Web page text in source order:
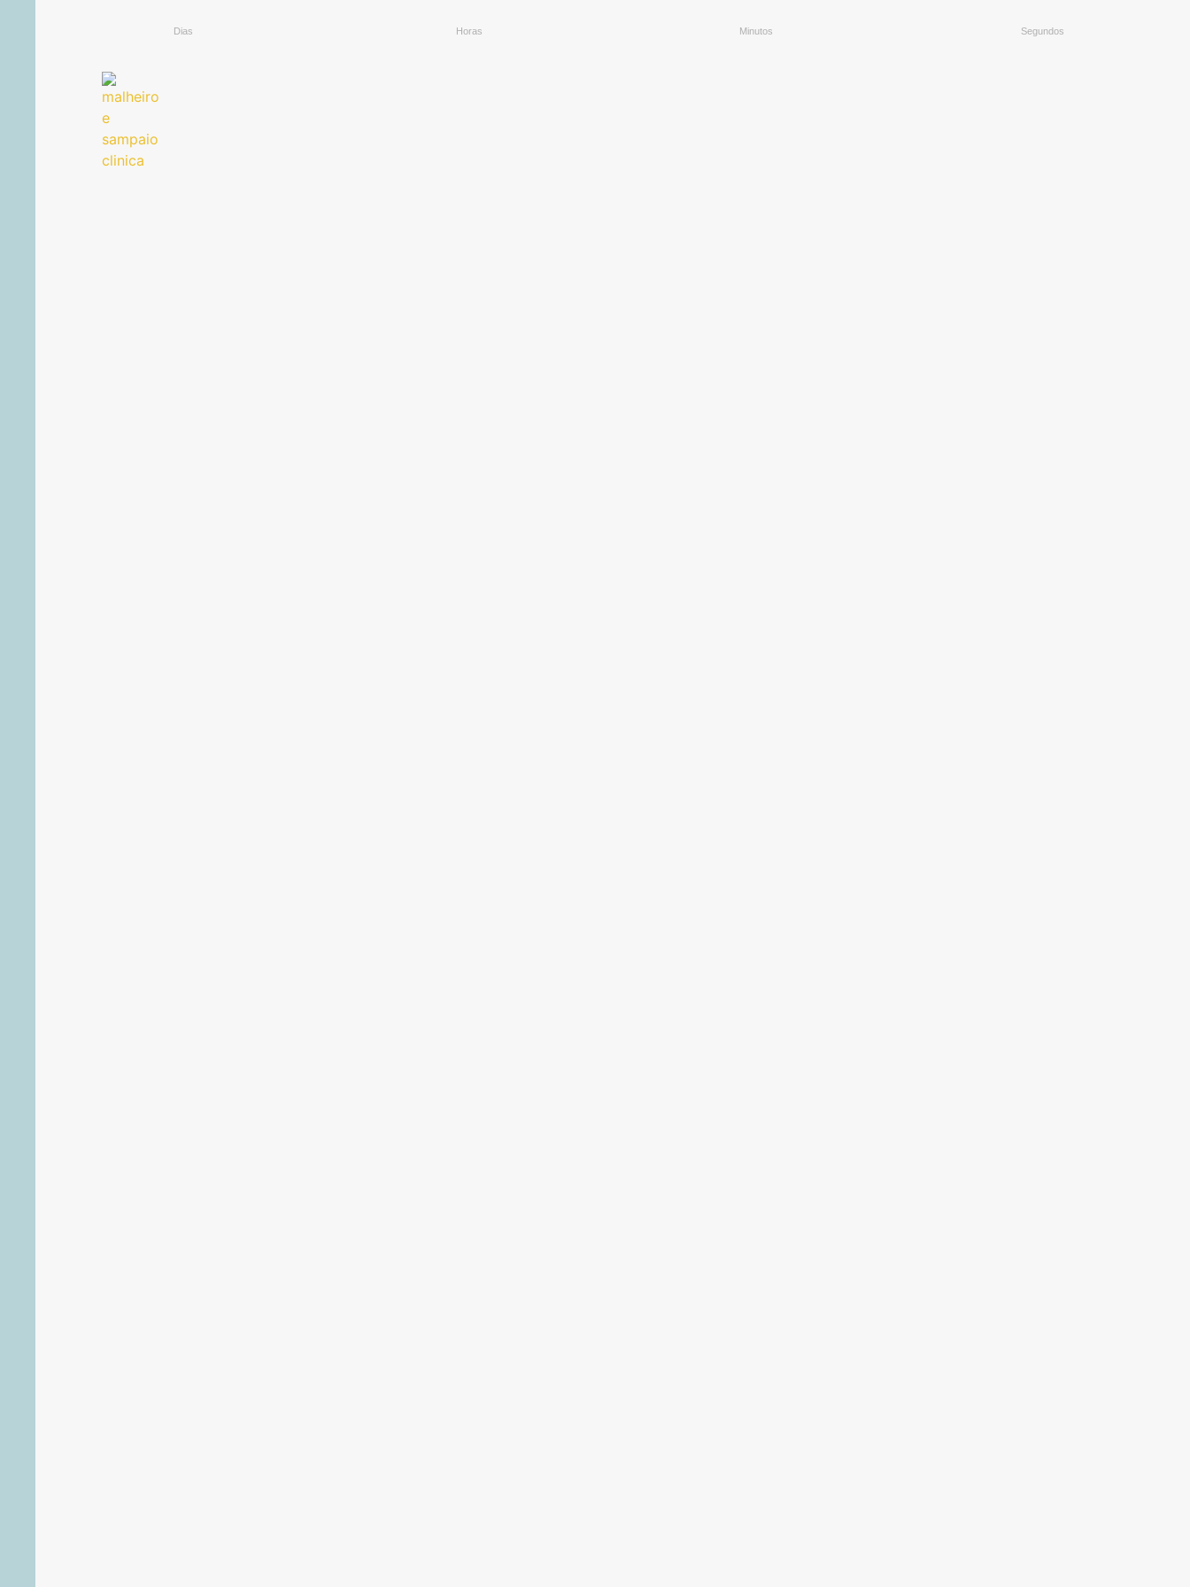
Dias Horas Minutos Segundos